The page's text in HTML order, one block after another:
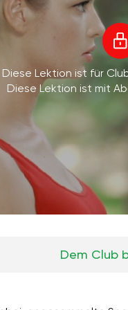
Diese Lektion ist für
Diese Lektion ist mit
Dem Club